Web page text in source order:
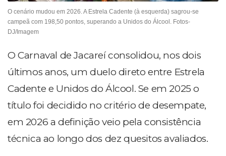
O cenário mudou em 2026. A Estrela Cadente (à esquerda) sagrou-se
campeã com 198,50 pontos, superando a Unidos do Álcool. Fotos-
DJ/Imagem
O Carnaval de Jacareí consolidou, nos dois
últimos anos, um duelo direto entre Estrela
Cadente e Unidos do Álcool. Se em 2025 o
título foi decidido no critério de desempate,
em 2026 a definição veio pela consistência
técnica ao longo dos dez quesitos avaliados.